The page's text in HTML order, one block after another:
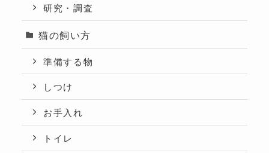
研究・調査
猫の飼い方
準備する物
しつけ
お手入れ
トイレ